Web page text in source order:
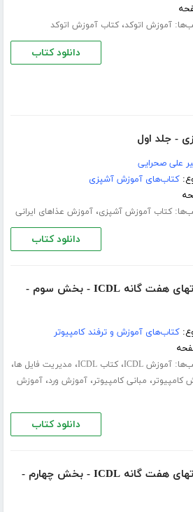
آموزش اتوکد،کتاب آموزش اتوکد
دانلود کتاب
- جلد اول
علی صحرایی
کتاب‌های آموزش آشپزی
کتاب آموزش آشپزی،آموزش عذاهای ایرانی
دانلود کتاب
دانلود کتاب آموزش مهارتهای هفت گانه ICDL - بخش سوم -
کتاب‌های آموزش و ترفند کامپیوتر
آموزش ICDL ،کتاب ICDL ، مدیریت فایل ها،
کامپیوتر، مبانی کامپیوتر،آموزش ورد،آموزش
دانلود کتاب
دانلود کتاب آموزش مهارتهای هفت گانه ICDL - بخش چهارم -